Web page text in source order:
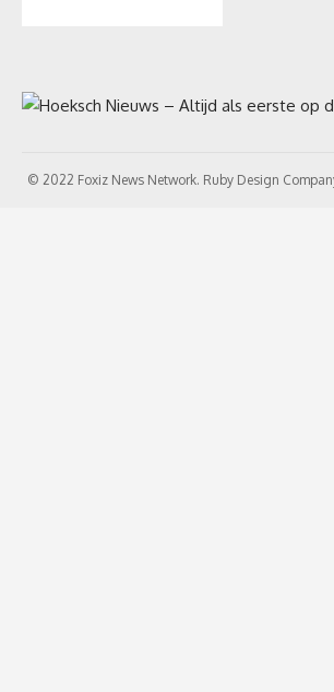
© 2022 Foxiz News Network. Ruby Design